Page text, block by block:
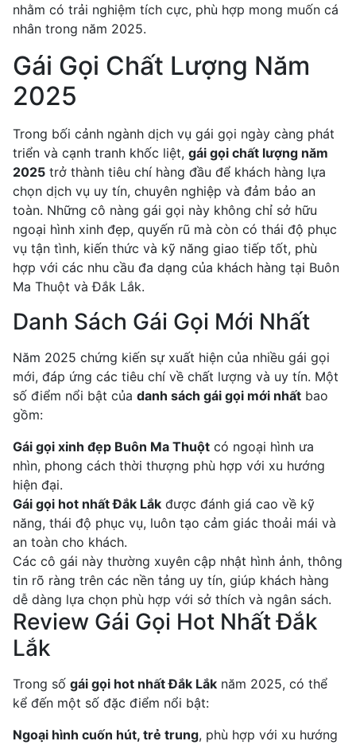
nhằm có trải nghiệm tích cực, phù hợp mong muốn cá
nhân trong năm 2025.
Gái Gọi Chất Lượng Năm
2025
Trong bối cảnh ngành dịch vụ gái gọi ngày càng phát
triển và cạnh tranh khốc liệt, gái gọi chất lượng năm
2025 trở thành tiêu chí hàng đầu để khách hàng lựa
chọn dịch vụ uy tín, chuyên nghiệp và đảm bảo an
toàn. Những cô nàng gái gọi này không chỉ sở hữu
ngoại hình xinh đẹp, quyến rũ mà còn có thái độ phục
vụ tận tình, kiến thức và kỹ năng giao tiếp tốt, phù
hợp với các nhu cầu đa dạng của khách hàng tại Buôn
Ma Thuột và Đắk Lắk.
Danh Sách Gái Gọi Mới Nhất
Năm 2025 chứng kiến sự xuất hiện của nhiều gái gọi
mới, đáp ứng các tiêu chí về chất lượng và uy tín. Một
số điểm nổi bật của danh sách gái gọi mới nhất bao
gồm:
Gái gọi xinh đẹp Buôn Ma Thuột có ngoại hình ưa
nhìn, phong cách thời thượng phù hợp với xu hướng
hiện đại.
Gái gọi hot nhất Đắk Lắk được đánh giá cao về kỹ
năng, thái độ phục vụ, luôn tạo cảm giác thoải mái và
an toàn cho khách.
Các cô gái này thường xuyên cập nhật hình ảnh, thông
tin rõ ràng trên các nền tảng uy tín, giúp khách hàng
dễ dàng lựa chọn phù hợp với sở thích và ngân sách.
Review Gái Gọi Hot Nhất Đắk
Lắk
Trong số gái gọi hot nhất Đắk Lắk năm 2025, có thể
kể đến một số đặc điểm nổi bật:
Ngoại hình cuốn hút, trẻ trung, phù hợp với xu hướng